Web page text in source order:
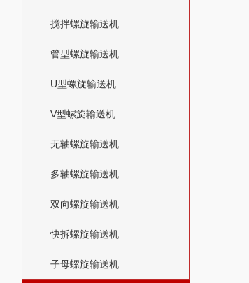
搅拌螺旋输送机
管型螺旋输送机
U型螺旋输送机
V型螺旋输送机
无轴螺旋输送机
多轴螺旋输送机
双向螺旋输送机
快拆螺旋输送机
子母螺旋输送机